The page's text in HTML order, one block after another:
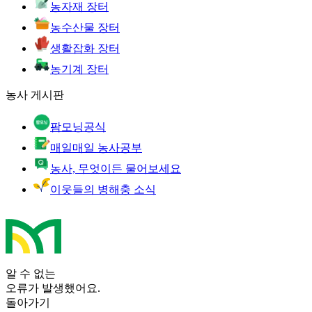
농자재 장터
농수산물 장터
생활잡화 장터
농기계 장터
농사 게시판
팜모닝공식
매일매일 농사공부
농사, 무엇이든 물어보세요
이웃들의 병해충 소식
알 수 없는
오류가 발생했어요.
돌아가기